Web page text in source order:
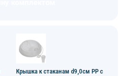
Крышка к стаканам d9,0см PP с